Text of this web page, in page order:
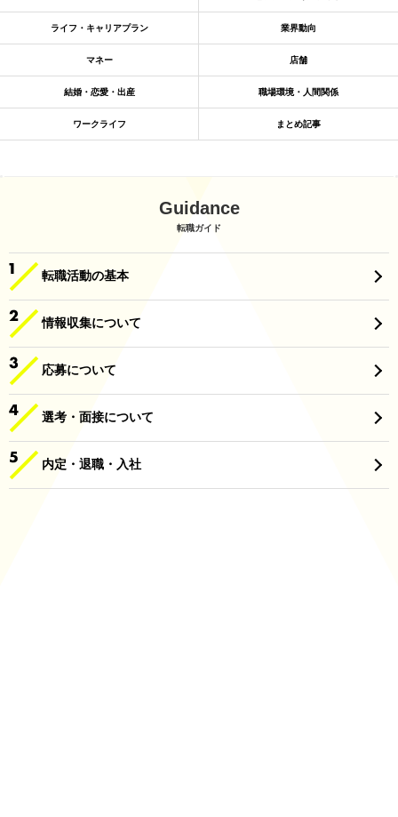
ライフ・キャリアプラン 業界動向
マネー 店舗
結婚・恋愛・出産 職場環境・人間関係
ワークライフ まとめ記事
Guidance
転職ガイド
転職活動の基本
情報収集について
応募について
選考・面接について
内定・退職・入社